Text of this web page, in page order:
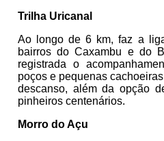
Trilha Uricanal
Ao longo de 6 km, faz a
bairros do Caxambu e do
registrada o
poços e pequenas
descanso, além da opção
pinheiros centenários.
Morro do Açu